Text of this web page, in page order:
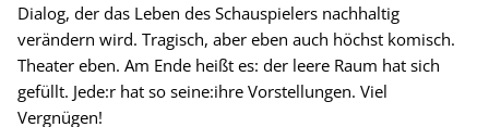
Dialog, der das Leben des Schauspielers nachhaltig
verändern wird. Tragisch, aber eben auch höchst komisch.
Theater eben. Am Ende heißt es: der leere Raum hat sich
gefüllt. Jede:r hat so seine:ihre Vorstellungen. Viel
Vergnügen!